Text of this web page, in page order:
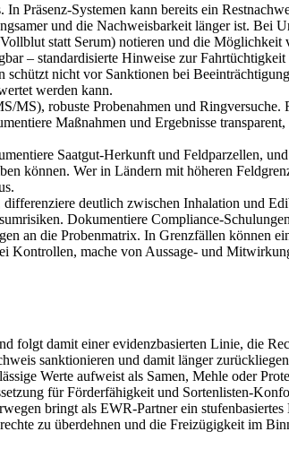
Präsenz‑Systemen kann bereits ein
und die Nachweisbarkeit länger ist. Bei
statt Serum) notieren und die Möglichkeit
– standardisierte Hinweise zur
nicht vor Sanktionen bei
werden kann.
MS), robuste Probenahmen und
Maßnahmen und Ergebnisse
Saatgut‑Herkunft und Feldparzellen,
können. Wer in Ländern mit höheren
deutlich zwischen Inhalation und
Dokumentiere
an die Probenmatrix. In Grenzfällen können
Kontrollen, mache von Aussage‑ und
folgt damit einer evidenzbasierten Linie, die
sanktionieren und damit länger
Werte aufweist als Samen, Mehle oder
für Förderfähigkeit und
bringt als EWR‑Partner ein
zu überdehnen und die Freizügigkeit im